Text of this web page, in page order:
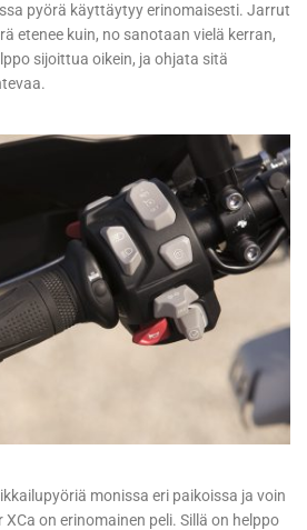
pyörä käyttäytyy erinomaisesti. Jarrut
etenee kuin, no sanotaan vielä kerran,
sijoittua oikein, ja ohjata sitä
monissa eri paikoissa ja voin
on erinomainen peli. Sillä on helppo